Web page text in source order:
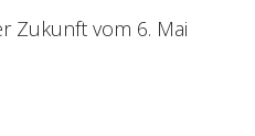
Zukunft vom 6. Mai